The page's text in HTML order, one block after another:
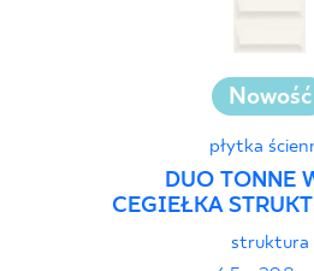
Nowość
płytka
DUO TONNE
CEGIEŁKA
struktura